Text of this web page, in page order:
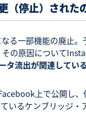
（停止）された
る一部機能の廃止
の原因について
タ流出が関連してい
上で公開し
いるケンブリッジ・